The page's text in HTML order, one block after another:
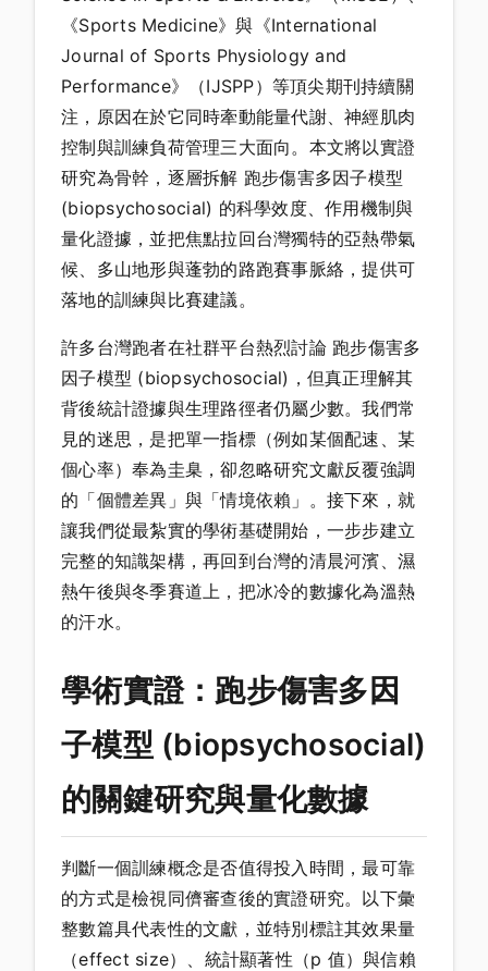
《Sports Medicine》與《International
Journal of Sports Physiology and
Performance》（IJSPP）等頂尖期刊持續關
注，原因在於它同時牽動能量代謝、神經肌肉
控制與訓練負荷管理三大面向。本文將以實證
研究為骨幹，逐層拆解 跑步傷害多因子模型
(biopsychosocial) 的科學效度、作用機制與
量化證據，並把焦點拉回台灣獨特的亞熱帶氣
候、多山地形與蓬勃的路跑賽事脈絡，提供可
落地的訓練與比賽建議。
許多台灣跑者在社群平台熱烈討論 跑步傷害多
因子模型 (biopsychosocial)，但真正理解其
背後統計證據與生理路徑者仍屬少數。我們常
見的迷思，是把單一指標（例如某個配速、某
個心率）奉為圭臬，卻忽略研究文獻反覆強調
的「個體差異」與「情境依賴」。接下來，就
讓我們從最紮實的學術基礎開始，一步步建立
完整的知識架構，再回到台灣的清晨河濱、濕
熱午後與冬季賽道上，把冰冷的數據化為溫熱
的汗水。
學術實證：跑步傷害多因
子模型 (biopsychosocial)
的關鍵研究與量化數據
判斷一個訓練概念是否值得投入時間，最可靠
的方式是檢視同儕審查後的實證研究。以下彙
整數篇具代表性的文獻，並特別標註其效果量
（effect size）、統計顯著性（p 值）與信賴